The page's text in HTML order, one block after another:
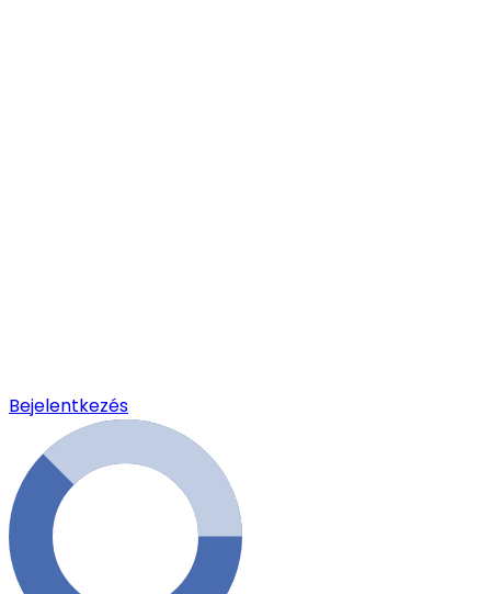
Bejelentkezés